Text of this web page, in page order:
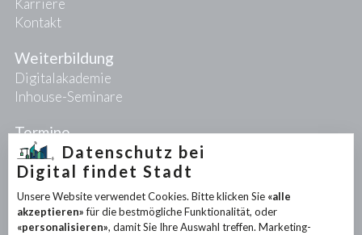
Karriere
Kontakt
Weiterbildung
Digitalakademie
Inhouse-Seminare
Termine
Projekte
PIONEER-Projekte
Forschungsprojekte
Datenschutz bei
Digital findet Stadt
Unsere Website verwendet Cookies. Bitte klicken Sie «alle
akzeptieren»für die bestmögliche Funktionalität, oder
«personalisieren», damit Sie Ihre Auswahl treffen. Marketing-